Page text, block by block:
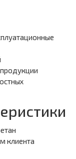
клиента